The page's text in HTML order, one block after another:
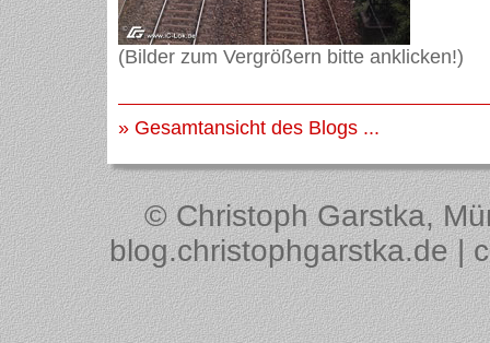
(Bilder zum Vergrößern bitte anklicken!)
» Gesamtansicht des Blogs ...
© Christoph Garstka,
blog.christophgarstka.de |